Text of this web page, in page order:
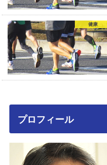
健康
プロフィール